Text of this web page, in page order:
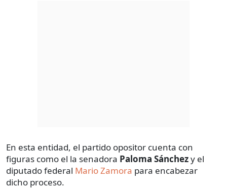
En esta entidad, el partido opositor cuenta con
figuras como el la senadora Paloma Sánchezy el
diputado federal Mario Zamora para encabezar
dicho proceso.